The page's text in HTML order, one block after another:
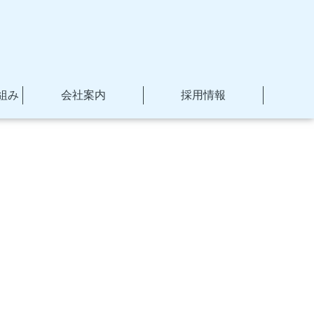
み 会社案内 採用情報